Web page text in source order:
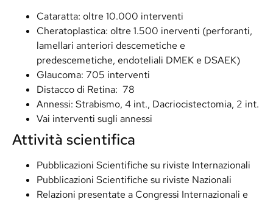
Cataratta: oltre 10.000 interventi
Cheratoplastica: oltre 1.500 inerventi (perforanti,
lamellari anteriori descemetiche e
predescemetiche, endoteliali DMEK e DSAEK)
Glaucoma: 705 interventi
Distacco di Retina: 78
Annessi: Strabismo, 4 int., Dacriocistectomia, 2 int.
Vai interventi sugli annessi
Attività scientifica
Pubblicazioni Scientifiche su riviste Internazionali
Pubblicazioni Scientifiche su riviste Nazionali
Relazioni presentate a Congressi Internazionali e